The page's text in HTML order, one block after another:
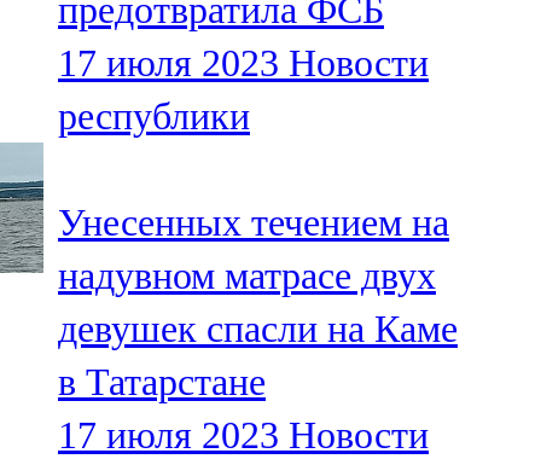
предотвратила ФСБ
17 июля 2023 Новости
республики
Унесенных течением на
надувном матрасе двух
девушек спасли на Каме
в Татарстане
17 июля 2023 Новости